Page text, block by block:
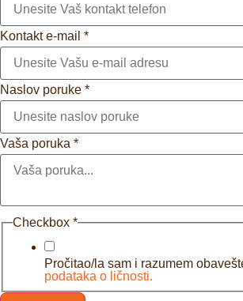
Kontakt e-mail *
Naslov poruke *
Vaša poruka *
Checkbox *
Pročitao/la sam i razumem
podataka o ličnosti.